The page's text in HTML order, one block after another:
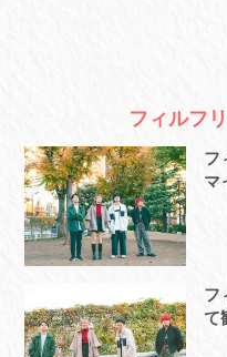
フィルフ
フ
マ
フ
て